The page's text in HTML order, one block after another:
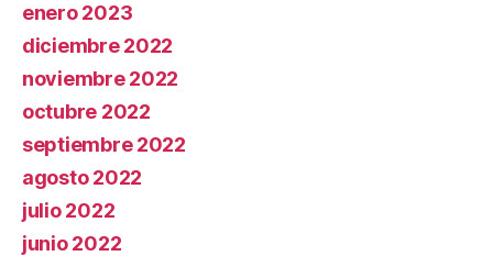
enero 2023
diciembre 2022
noviembre 2022
octubre 2022
septiembre 2022
agosto 2022
julio 2022
junio 2022